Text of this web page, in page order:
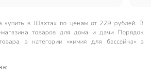
купить в Шахтах по ценам от 229 рублей. В
магазина товаров для дома и дачи Порядок
в категории «химия для бассейна» в